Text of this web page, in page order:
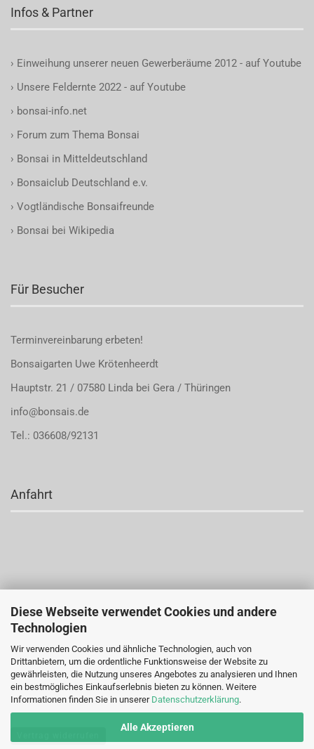
Diese Webseite verwendet Cookies und andere
Technologien
Wir verwenden Cookies und ähnliche Technologien, auch von
Drittanbietern, um die ordentliche Funktionsweise der Website zu
gewährleisten, die Nutzung unseres Angebotes zu analysieren und Ihnen
ein bestmögliches Einkaufserlebnis bieten zu können. Weitere
Informationen finden Sie in unserer Datenschutzerklärung.
Alle Akzeptieren
Infos & Partner
› Einweihung unserer neuen Gewerberäume 2012 - auf Youtube
› Unsere Feldernte 2022 - auf Youtube
› bonsai-info.net
› Forum zum Thema Bonsai
› Bonsai in Mitteldeutschland
› Bonsaiclub Deutschland e.v.
› Vogtländische Bonsaifreunde
› Bonsai bei Wikipedia
Für Besucher
Terminvereinbarung erbeten!
Bonsaigarten Uwe Krötenheerdt
Hauptstr. 21 / 07580 Linda bei Gera / Thüringen
info@bonsais.de
Tel.: 036608/92131
Anfahrt